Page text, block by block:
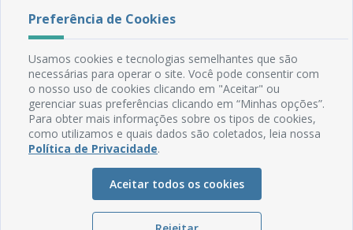
CEP: 58.280-000 - Mamanguape/PB
Fone: (83) 3292-2246
Email: comunicacao@mamanguape.pb.gov.br
Expediente: Segunda à Sexta, das 08h às 13h
Mapa do Site
Manual de Navegação
Preferência de Cookies
Usamos cookies e tecnologias semelhantes que são
necessárias para operar o site. Você pode consentir com
o nosso uso de cookies clicando em "Aceitar" ou
gerenciar suas preferências clicando em “Minhas opções”.
Para obter mais informações sobre os tipos de cookies,
como utilizamos e quais dados são coletados, leia nossa
Política de Privacidade.
Aceitar todos os cookies